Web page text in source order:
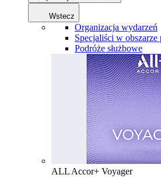
Wstecz
Organizacja wydarzeń
Specjaliści w obszarze
Podróże służbowe
ALL Accor+ Voyager